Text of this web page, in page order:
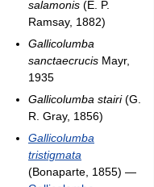
salamonis (E. P.
Ramsay, 1882)
Gallicolumba
sanctaecrucis Mayr,
1935
Gallicolumba stairi(G.
R. Gray, 1856)
Gallicolumba
tristigmata
(Bonaparte, 1855) —